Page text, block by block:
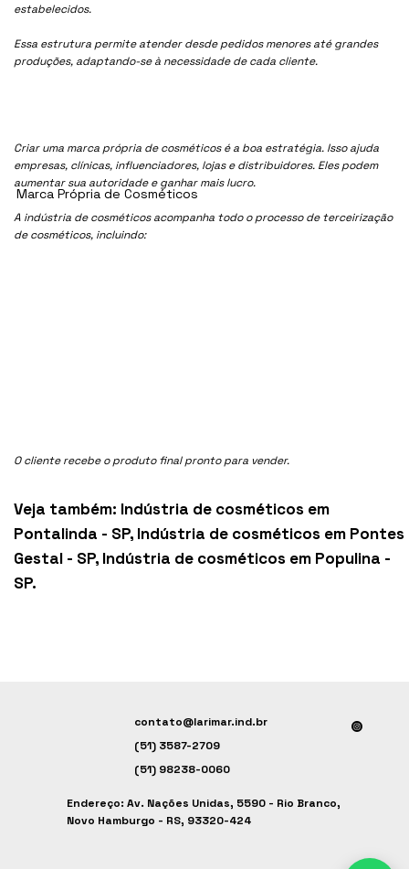
estabelecidos.
Essa estrutura permite atender desde pedidos menores até grandes
produções, adaptando-se à necessidade de cada cliente.
Criar uma marca própria de cosméticos é a boa estratégia. Isso ajuda
empresas, clínicas, influenciadores, lojas e distribuidores. Eles podem
aumentar sua autoridade e ganhar mais lucro.
A indústria de cosméticos acompanha todo o processo de terceirização
de cosméticos, incluindo:
O cliente recebe o produto final pronto para vender.
Veja também: Indústria de cosméticos em
Pontalinda - SP, Indústria de cosméticos em Pontes
Gestal - SP, Indústria de cosméticos em Populina -
SP.
Marca Própria de Cosméticos
contato@larimar.ind.br
(51) 3587-2709
(51) 98238-0060
Endereço: Av. Nações Unidas, 5590 - Rio Branco,
Novo Hamburgo - RS, 93320-424